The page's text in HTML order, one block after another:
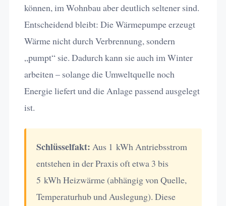
können, im Wohnbau aber deutlich seltener sind.
Entscheidend bleibt: Die Wärmepumpe erzeugt
Wärme nicht durch Verbrennung, sondern
„pumpt“ sie. Dadurch kann sie auch im Winter
arbeiten – solange die Umweltquelle noch
Energie liefert und die Anlage passend ausgelegt
ist.
Schlüsselfakt: Aus 1 kWh Antriebsstrom
entstehen in der Praxis oft etwa 3 bis
5 kWh Heizwärme (abhängig von Quelle,
Temperaturhub und Auslegung). Diese